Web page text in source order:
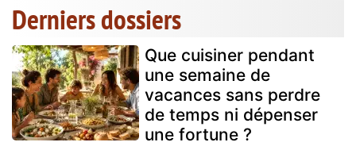
Derniers dossiers
Que cuisiner pendant
une semaine de
vacances sans perdre
de temps ni dépenser
une fortune ?